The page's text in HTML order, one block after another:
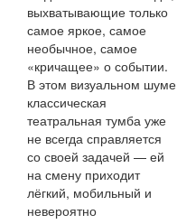
выхватывающие только
самое яркое, самое
необычное, самое
«кричащее» о событии.
В этом визуальном шуме
классическая
театральная тумба уже
не всегда справляется
со своей задачей — ей
на смену приходит
лёгкий, мобильный и
невероятно